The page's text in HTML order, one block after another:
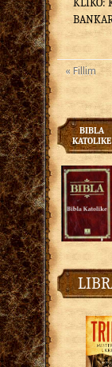
KLIKO:
« Fillim
BIBLA
KATOLIKE